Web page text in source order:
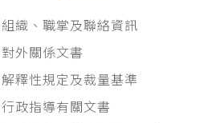
組織、職掌及聯絡資訊
對外關係文書
解釋性規定及裁量基準
行政指導有關文書